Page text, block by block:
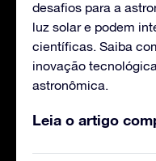
desafios para a
luz solar e podem
científicas. Saiba
inovação
astronômica.
Leia o artigo